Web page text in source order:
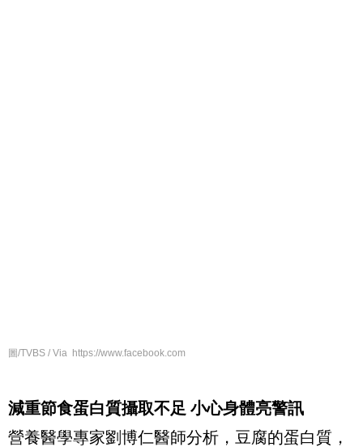
圖/TVBS / Via https://www.facebook.com
減重節食蛋白質攝取不足 小心身體亮警訊
營養醫學專家劉博仁醫師分析 ， 豆腐的蛋白質，